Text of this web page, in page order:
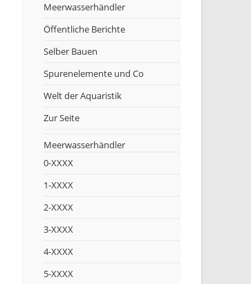
Meerwasserhändler
Öffentliche Berichte
Selber Bauen
Spurenelemente und Co
Welt der Aquaristik
Zur Seite
Meerwasserhändler
0-XXXX
1-XXXX
2-XXXX
3-XXXX
4-XXXX
5-XXXX